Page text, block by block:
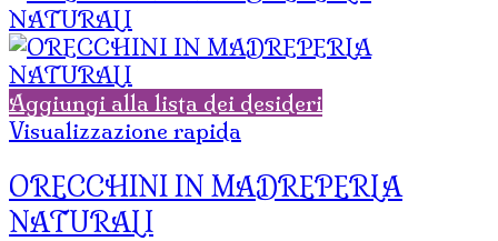
Aggiungi alla lista dei desideri
Visualizzazione rapida
ORECCHINI IN MADREPERLA
NATURALI